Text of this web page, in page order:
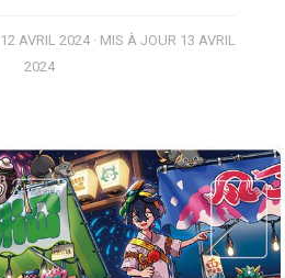
12 AVRIL 2024· MIS À JOUR 13 AVRIL
2024